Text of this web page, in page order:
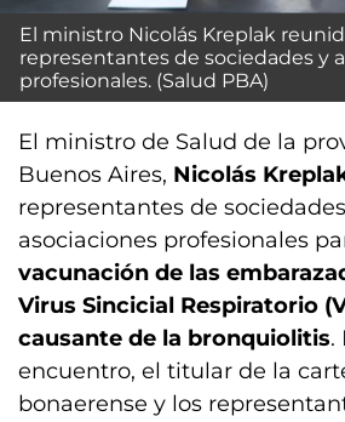
El ministro Nicolás Kreplak
representantes de sociedades y
profesionales. (Salud PBA)
El ministro de Salud de la
Buenos Aires, Nicolás
representantes de
asociaciones profesionales
vacunación de las
Virus Sincicial Respiratorio
causante de la bronquiolitis.
encuentro, el titular de la
bonaerense y los